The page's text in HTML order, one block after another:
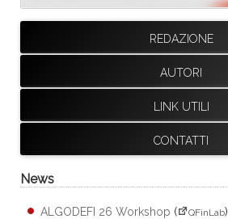
REDAZIONE
AUTORI
LINK UTILI
CONTATTI
News
ALGODEFI 26 Workshop ( QFinLab)